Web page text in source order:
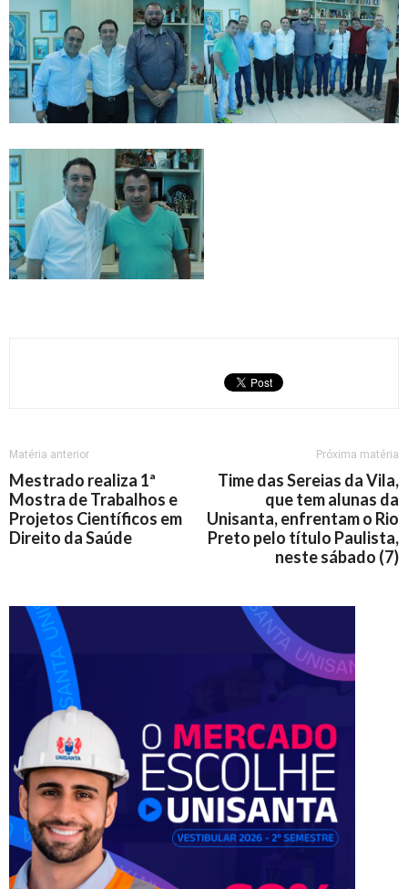
Matéria anterior
Mestrado realiza 1ª
Mostra de Trabalhos e
Projetos Científicos em
Direito da Saúde
Próxima matéria
Time das Sereias da Vila,
que tem alunas da
Unisanta, enfrentam o Rio
Preto pelo título Paulista,
neste sábado (7)